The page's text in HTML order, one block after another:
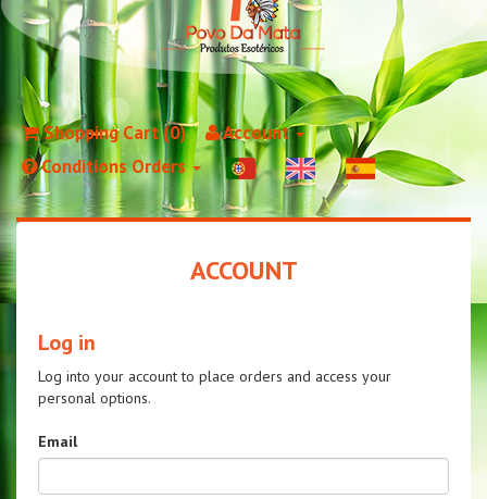
Shopping Cart (0)
Account
Conditions Orders
ACCOUNT
Log in
Log into your account to place orders and access your
personal options.
Email